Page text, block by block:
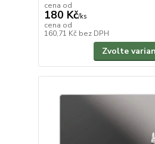
cena od
180 Kč/ks
cena od
160,71 Kč bez DPH
Zvolte